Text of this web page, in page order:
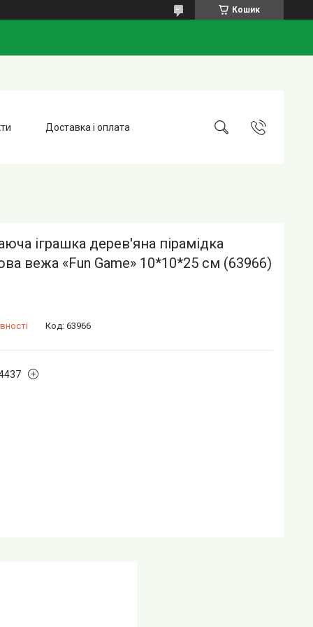
Кошик
Доставка і оплата
іграшка дерев'яна пірамідка
вежа «Fun Game» 10*10*25 см (63966)
Код: 63966